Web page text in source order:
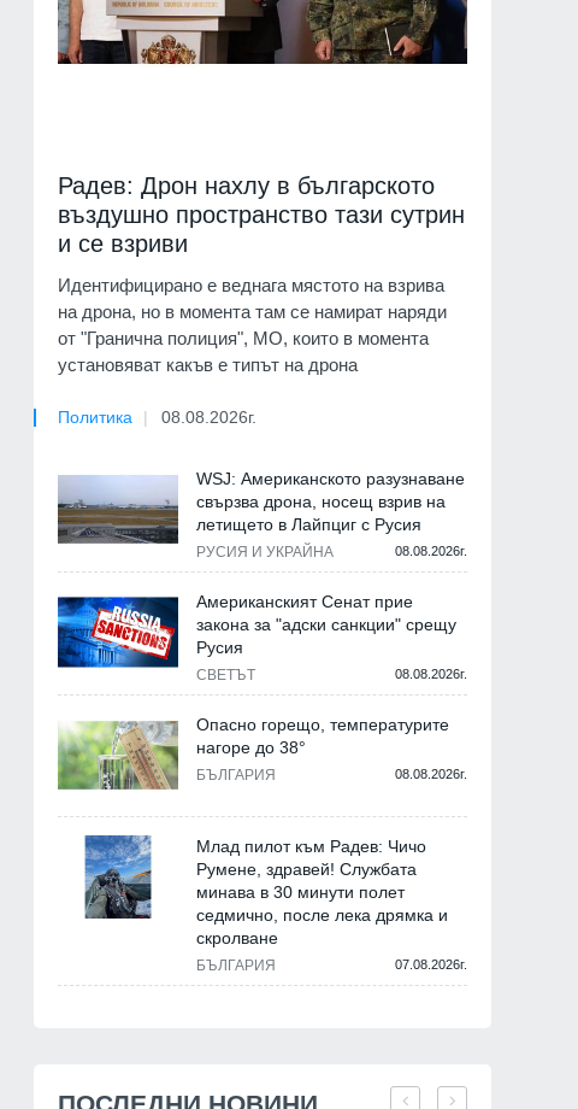
Радев: Дрон нахлу в българското
въздушно пространство тази сутрин
и се взриви
Идентифицирано е веднага мястото на взрива
на дрона, но в момента там се намират наряди
от "Гранична полиция", МО, които в момента
установяват какъв е типът на дрона
Политика 08.08.2026г.
WSJ: Американското разузнаване
свързва дрона, носещ взрив на
летището в Лайпциг с Русия
РУСИЯ И УКРАЙНА 08.08.2026г.
Американският Сенат прие
закона за "адски санкции" срещу
Русия
СВЕТЪТ 08.08.2026г.
Опасно горещо, температурите
нагоре до 38°
БЪЛГАРИЯ 08.08.2026г.
Млад пилот към Радев: Чичо
Румене, здравей! Службата
минава в 30 минути полет
седмично, после лека дрямка и
скролване
БЪЛГАРИЯ 07.08.2026г.